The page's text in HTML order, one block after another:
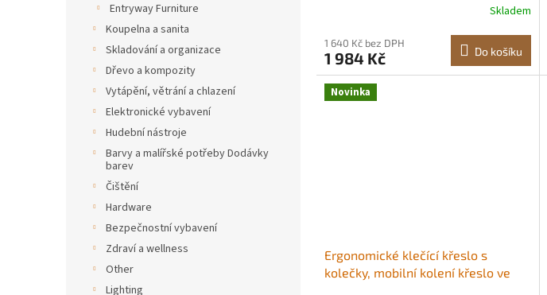
Entryway Furniture
Koupelna a sanita
Skladování a organizace
Dřevo a kompozity
Vytápění, větrání a chlazení
Elektronické vybavení
Hudební nástroje
Barvy a malířské potřeby Dodávky
barev
Čištění
Hardware
Bezpečnostní vybavení
Zdraví a wellness
Other
Lighting
přirozená úleva od bolesti krku
nebo zad, ideální pro domácnost,
kancelář nebo meditaci Měkký
polštář Spodní lišty
Skladem
1 640 Kč bez DPH
1 984 Kč Do košíku
Novinka
Ergonomické klečící křeslo s
kolečky, mobilní kolení křeslo ve